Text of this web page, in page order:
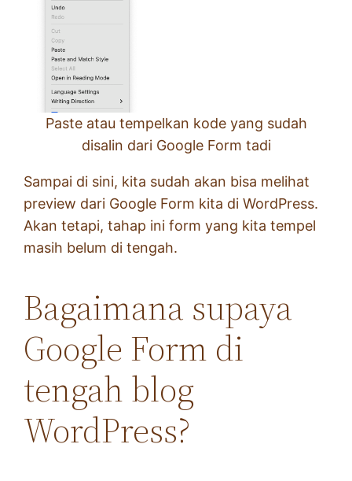
Paste atau tempelkan kode yang sudah
disalin dari Google Form tadi
Sampai di sini, kita sudah akan bisa melihat
preview dari Google Form kita di WordPress.
Akan tetapi, tahap ini form yang kita tempel
masih belum di tengah.
Bagaimana supaya
Google Form di
tengah blog
WordPress?